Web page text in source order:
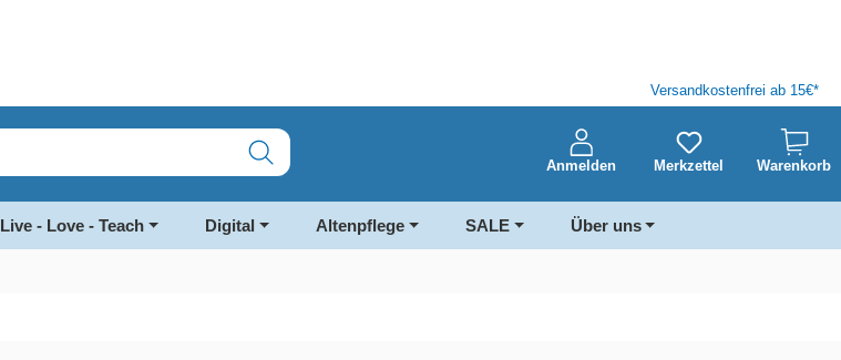
Versandkostenfrei ab 15€*
Anmelden Merkzettel Warenkorb
Live - Love - Teach Digital Altenpflege SALE Über uns